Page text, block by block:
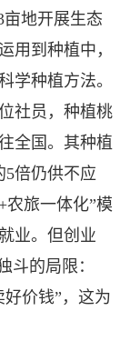
亩地开展生态
用到种植中，
学种植方法。
社员，种植桃
全国。其种植
5倍仍供不应
农旅一体化”模
业。但创业
斗的局限：
价钱”，这为